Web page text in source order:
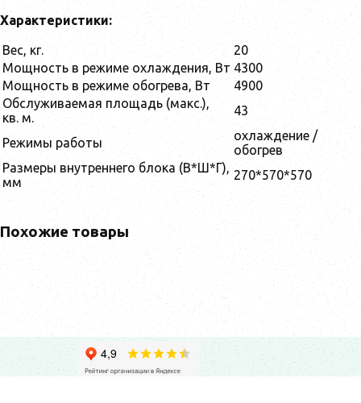
Характеристики:
Вес, кг.
20
Мощность в режиме охлаждения, Вт 4300
Мощность в режиме обогрева, Вт
4900
Обслуживаемая площадь (макс.),
кв. м.
43
Режимы работы
охлаждение /
обогрев
Размеры внутреннего блока (В*Ш*Г),
мм
270*570*570
Похожие товары